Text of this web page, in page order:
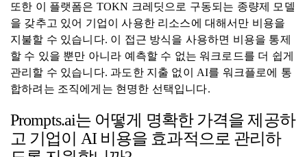
또한 이 플랫폼은 TOKN 크레딧으로 구동되는 종량제 모델
을 갖추고 있어 기업이 사용한 리소스에 대해서만 비용을
지불할 수 있습니다. 이 접근 방식을 사용하면 비용을 통제
할 수 있을 뿐만 아니라 예측할 수 없는 워크로드를 더 쉽게
관리할 수 있습니다. 과도한 지출 없이 AI를 워크플로에 통
합하려는 조직에게는 현명한 선택입니다.
Prompts.ai는 어떻게 명확한 가격을 제공하
고 기업이 AI 비용을 효과적으로 관리하